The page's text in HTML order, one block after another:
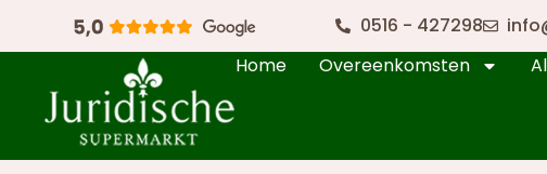
0516 - 427298
Home
Overeenkomsten